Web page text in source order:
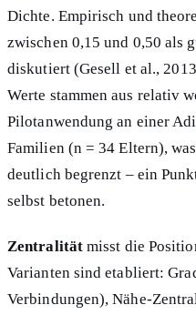
Dichte. Empirisch und
zwischen 0,15 und 0,50 als
diskutiert (Gesell et al.,
Werte stammen aus relativ
Pilotanwendung an einer
Familien (n = 34 Eltern),
deutlich begrenzt – ein
selbst betonen.
Zentralitätmisst die
Varianten sind etabliert:
Verbindungen), Nähe-